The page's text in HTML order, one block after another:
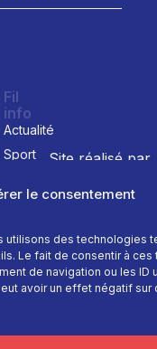
le consentement
utilisons des technologies
Le fait de consentir à
de navigation ou les ID
avoir un effet négatif
Site réalisé par
Fil
info
Actualité
Sport
Recettes
divers
Événements
Économie
Culture